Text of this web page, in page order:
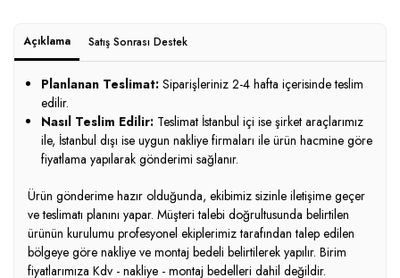
Açıklama Satış Sonrası Destek
Planlanan Teslimat: Siparişleriniz 2-4 hafta içerisinde teslim
edilir.
Nasıl Teslim Edilir: Teslimat İstanbul içi ise şirket araçlarımız
ile, İstanbul dışı ise uygun nakliye firmaları ile ürün hacmine göre
fiyatlama yapılarak gönderimi sağlanır.
Ürün gönderime hazır olduğunda, ekibimiz sizinle iletişime geçer
ve teslimatı planını yapar. Müşteri talebi doğrultusunda belirtilen
ürünün kurulumu profesyonel ekiplerimiz tarafından talep edilen
bölgeye göre nakliye ve montaj bedeli belirtilerek yapılır. Birim
fiyatlarımıza Kdv - nakliye - montaj bedelleri dahil değildir.